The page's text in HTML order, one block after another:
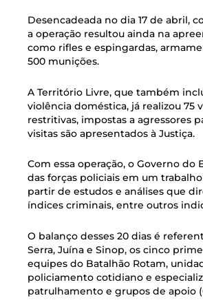
Desencadeada no dia 17 de abril,
a operação resultou ainda na
como rifles e espingardas,
500 munições.
A Território Livre, que também
violência doméstica, já realizou
restritivas, impostas a agressores
visitas são apresentados à Justiça.
Com essa operação, o Governo
das forças policiais em um
partir de estudos e análises que
índices criminais, entre outros
O balanço desses 20 dias é
Serra, Juína e Sinop, os cinco
equipes do Batalhão Rotam,
policiamento cotidiano e
patrulhamento e grupos de apoio